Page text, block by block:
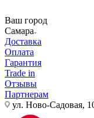
Ваш город
Самара
Доставка
Оплата
Гарантия
Trade in
Отзывы
Партнерам
ул. Ново-Садовая,